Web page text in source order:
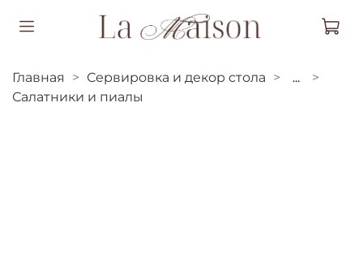
Главная Сервировка и декор стола
...
Салатники и пиалы